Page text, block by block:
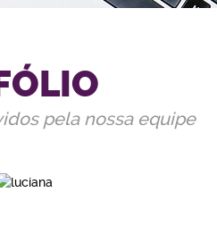
pela nossa equipe